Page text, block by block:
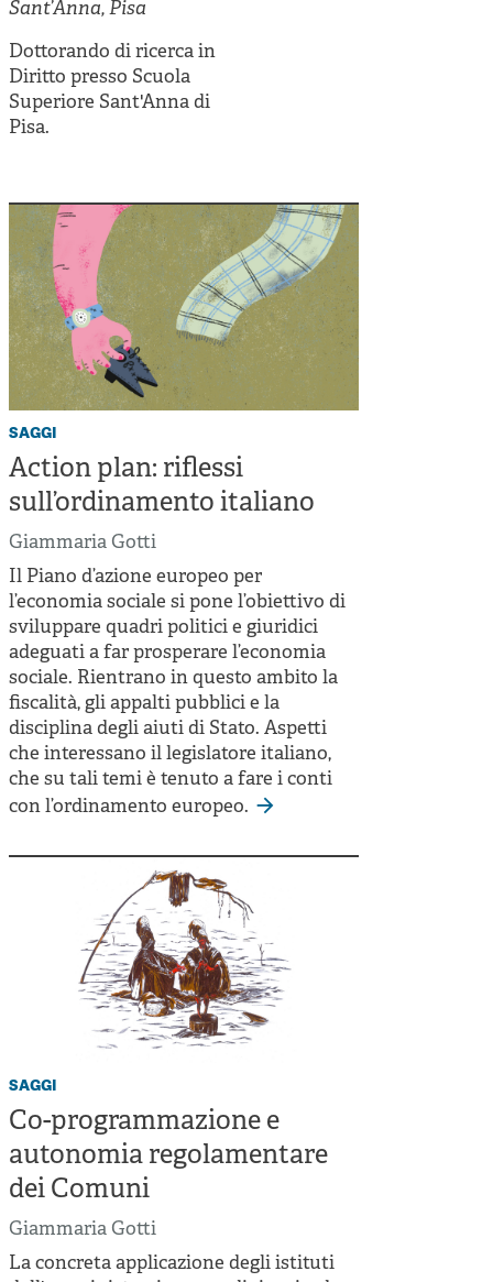
Cooperative di comunità
Impresa sociale e democrazia
Acini di fuoco - Dossier Mezzogiorno
Valutazione e dintorni
Sant’Anna, Pisa
Dottorando di ricerca in
Diritto presso Scuola
Superiore Sant'Anna di
Pisa.
saggi
Action plan: riflessi
sull’ordinamento italiano
Giammaria Gotti
Il Piano d’azione europeo per
l’economia sociale si pone l’obiettivo di
sviluppare quadri politici e giuridici
adeguati a far prosperare l’economia
sociale. Rientrano in questo ambito la
fiscalità, gli appalti pubblici e la
disciplina degli aiuti di Stato. Aspetti
che interessano il legislatore italiano,
che su tali temi è tenuto a fare i conti
con l’ordinamento europeo.
saggi
Co-programmazione e
autonomia regolamentare
dei Comuni
Giammaria Gotti
La concreta applicazione degli istituti